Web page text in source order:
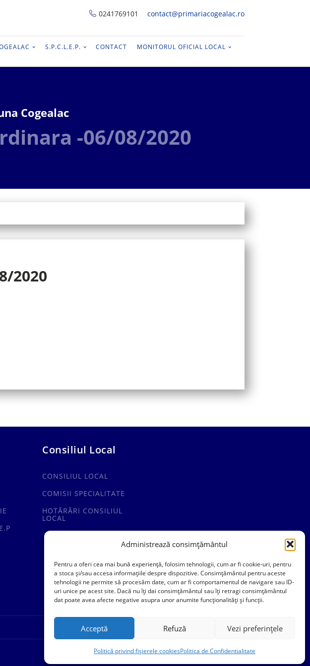
Administrează consimțământul
Pentru a oferi cea mai bună experiență, folosim tehnologii, cum ar fi cookie-uri, pentru
a stoca și/sau accesa informațiile despre dispozitive. Consimțământul pentru aceste
tehnologii ne permite să procesăm date, cum ar fi comportamentul de navigare sau ID-
uri unice pe acest site. Dacă nu îți dai consimțământul sau îți retragi consimțământul
dat poate avea afecte negative asupra unor anumite funcționalități și funcții.
Acceptă Refuză Vezi preferințele
Politică privind fișierele cookiesPolitica de Confidentialitate
0241769101 contact@primariacogealac.ro
S.P.C.L.E.P. CONTACT MONITORUL OFICIAL LOCAL
Cogealac
-06/08/2020
2020
Consiliul Local
CONSILIUL LOCAL
COMISII SPECIALITATE
HOTĂRÂRI CONSILIUL
LOCAL
Politica de Confidentialitate Politica Cookies